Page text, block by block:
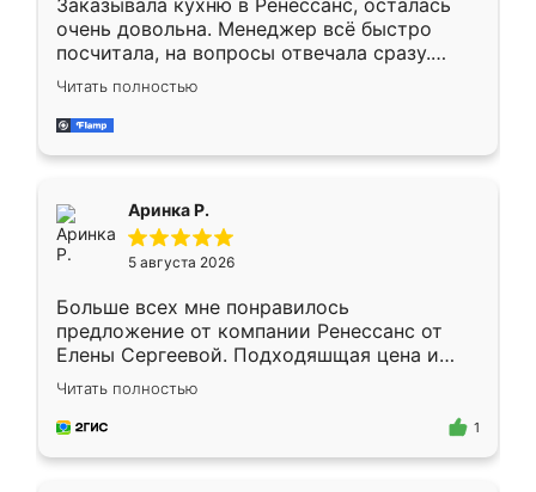
Заказывала кухню в Ренессанс, осталась
очень довольна. Менеджер всё быстро
посчитала, на вопросы отвечала сразу.
Замерщик приехал в субботу, подошёл к
делу со всей ответственностью. Собрали
за день, ребята работали аккуратно, даже
Читать полностью
Аринка Р.
5 августа 2026
Больше всех мне понравилось
предложение от компании Ренессанс от
Елены Сергеевой. Подходяшщая цена и
короткие сроки изготовления. Приехавший
для замера сотрудник Владислав
предложил по моему эскизу самый
Читать полностью
1